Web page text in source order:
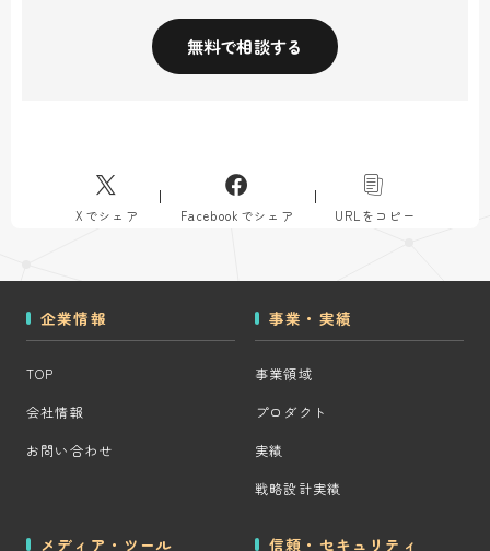
無料で相談する
Xでシェア Facebookでシェア URLをコピー
企業情報
TOP
会社情報
お問い合わせ
事業・実績
事業領域
プロダクト
実績
戦略設計実績
メディア・ツール 信頼・セキュリティ